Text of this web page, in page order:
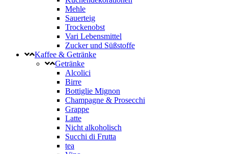
Mehle
Sauerteig
Trockenobst
Vari Lebensmittel
Zucker und Süßstoffe
Kaffee & Getränke
Getränke
Alcolici
Birre
Bottiglie Mignon
Champagne & Prosecchi
Grappe
Latte
Nicht alkoholisch
Succhi di Frutta
tea